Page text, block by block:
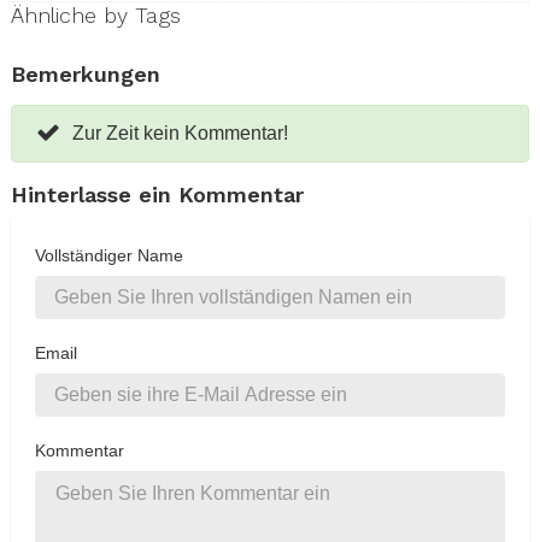
Ähnliche by Tags
Bemerkungen
Zur Zeit kein Kommentar!
Hinterlasse ein Kommentar
Vollständiger Name
Email
Kommentar